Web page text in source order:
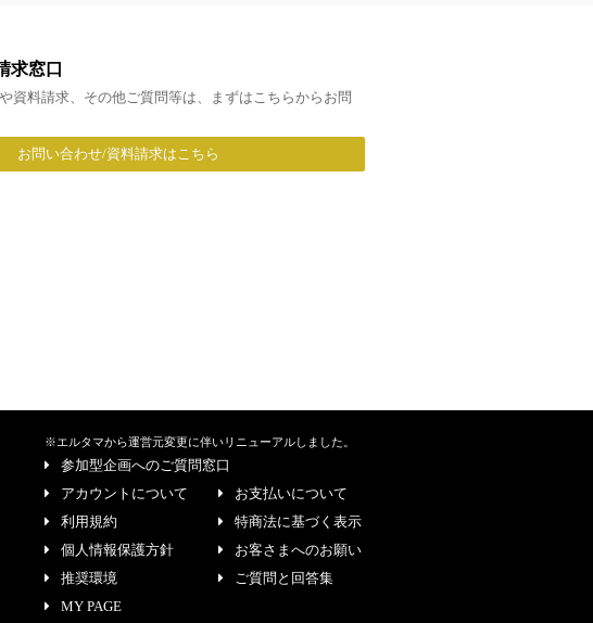
求窓口
資料請求、その他ご質問等は、まずはこちらからお問
お問い合わせ/資料請求はこちら
※エルタマから運営元変更に伴いリニューアルしました。
参加型企画へのご質問窓口
アカウントについて
お支払いについて
利用規約
特商法に基づく表示
個人情報保護方針
お客さまへのお願い
推奨環境
ご質問と回答集
MY PAGE